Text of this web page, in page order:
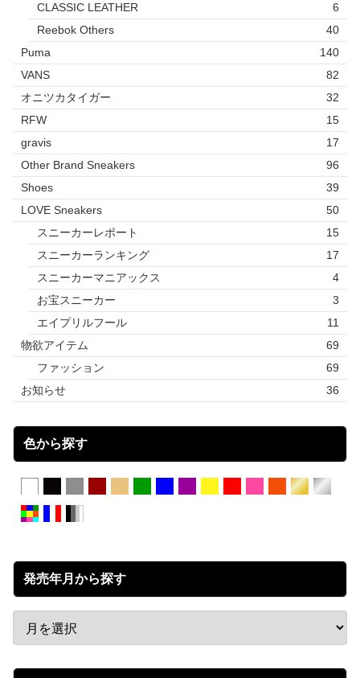
CLASSIC LEATHER
6
Reebok Others
40
Puma
140
VANS
82
オニツカタイガー
32
RFW
15
gravis
17
Other Brand Sneakers
96
Shoes
39
LOVE Sneakers
50
スニーカーレポート
15
スニーカーランキング
17
スニーカーマニアックス
4
お宝スニーカー
3
エイプリルフール
11
物欲アイテム
69
ファッション
69
お知らせ
36
色から探す
発売年月から探す